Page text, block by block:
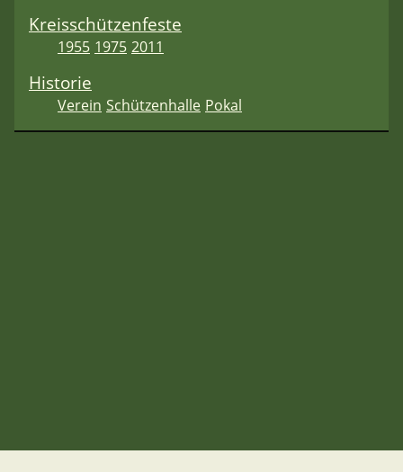
Kreisschützenfeste
1955 1975 2011
Historie
Verein Schützenhalle Pokal